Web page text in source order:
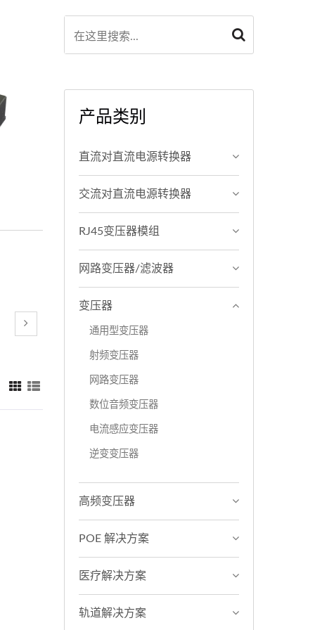
产品类别
直流对直流电源转换器
交流对直流电源转换器
RJ45变压器模组
网路变压器/滤波器
变压器
通用型变压器
射频变压器
网路变压器
数位音频变压器
电流感应变压器
逆变变压器
高频变压器
POE 解决方案
医疗解决方案
轨道解决方案